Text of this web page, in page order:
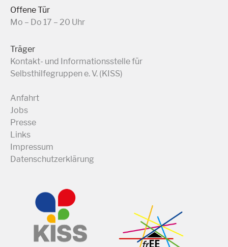
Offene Tür
Mo – Do 17 – 20 Uhr
Träger
Kontakt- und Informationsstelle für
Selbsthilfegruppen e. V. (KISS)
Anfahrt
Jobs
Presse
Links
Impressum
Datenschutzerklärung